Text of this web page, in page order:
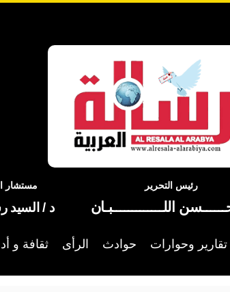
رئيس التحرير
اللـــــــــــــبـان
مستشار
د / السيد
تقارير وحوارات حوادث الرأى ثقافة و